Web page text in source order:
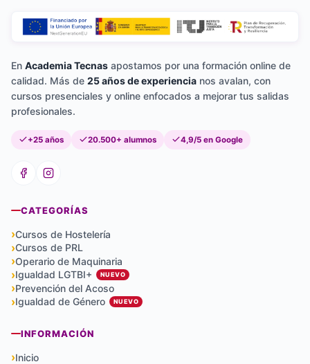
En Academia Tecnas apostamos por una formación online de
calidad. Más de 25 años de experiencia nos avalan, con
cursos presenciales y online enfocados a mejorar tus salidas
profesionales.
+25 años 20.500+ alumnos 4,9/5 en Google
CATEGORÍAS
Cursos de Hostelería
Cursos de PRL
Operario de Maquinaria
Igualdad LGTBI+
NUEVO
Prevención del Acoso
Igualdad de Género
NUEVO
INFORMACIÓN
Inicio